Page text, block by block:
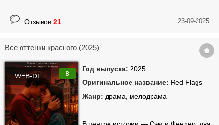
Отзывов 21 23-09-2025
Все оттенки красного (2025)
8
WEB-DL
Год выпуска: 2025
Оригинальное название: Red Flags
Жанр: драма, мелодрама